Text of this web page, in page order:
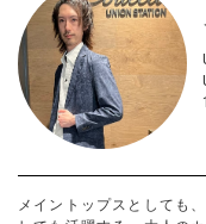
メイントップスとしても